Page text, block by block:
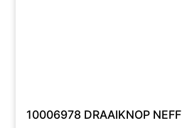
10006978 DRAAIKNOP NEFF